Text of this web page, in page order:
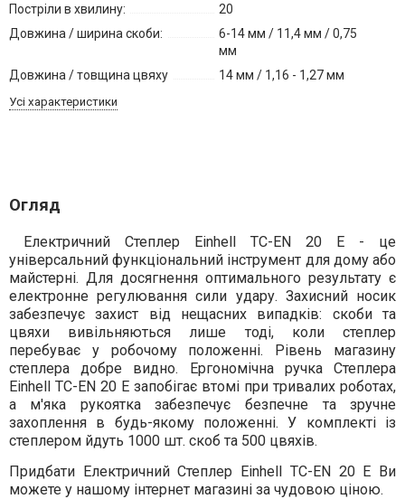
Постріли в хвилину:
20
Довжина / ширина скоби:
6-14 мм / 11,4 мм / 0,75
мм
Довжина / товщина цвяху
14 мм / 1,16 - 1,27 мм
Усі характеристики
Огляд
Електричний Степлер Einhell TC-EN 20 E - це
універсальний функціональний інструмент для дому або
майстерні. Для досягнення оптимального результату є
електронне регулювання сили удару. Захисний носик
забезпечує захист від нещасних випадків: скоби та
цвяхи вивільняються лише тоді, коли степлер
перебуває у робочому положенні. Рівень магазину
степлера добре видно. Ергономічна ручка Степлера
Einhell TC-EN 20 E запобігає втомі при тривалих роботах,
а м'яка рукоятка забезпечує безпечне та зручне
захоплення в будь-якому положенні. У комплекті із
степлером йдуть 1000 шт. скоб та 500 цвяхів.
Придбати Електричний Степлер Einhell TC-EN 20 E Ви
можете у нашому інтернет магазині за чудовою ціною.